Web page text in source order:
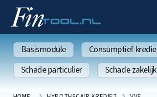
Basismodule Consumptief
Schade particulier
Schade zakelijk